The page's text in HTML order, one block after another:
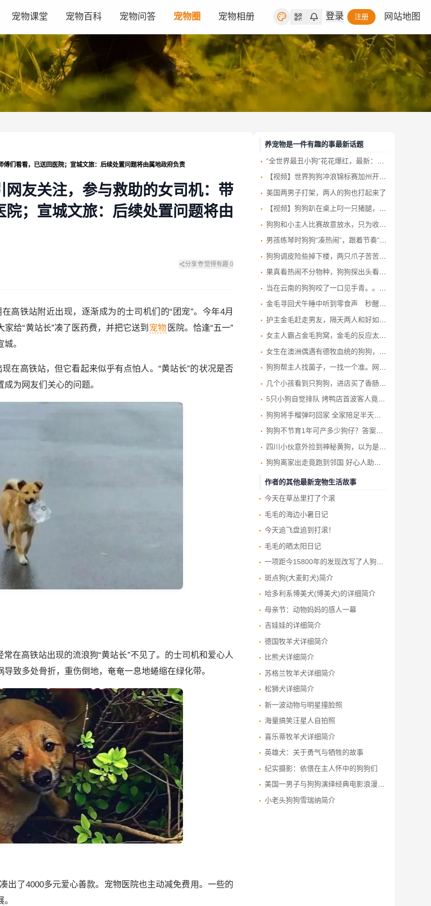
宠物课堂 宠物百科 宠物问答 宠物圈 宠物相册 登录 注册 网站地图
们看看，已送回医院；宣城文旅：后续处置问题将由属地政府负责
网友关注，参与救助的女司机：带
院；宣城文旅：后续处置问题将由
分享 觉得有趣 0
在高铁站附近出现，逐渐成为的士司机们的“团宠”。今年4月
给“黄站长”凑了医药费，并把它送到 宠物 医院。恰逢“五一”
。
在高铁站，但它看起来似乎有点怕人。“黄站长”的状况是否
为网友们关心的问题。
在高铁站出现的流浪狗“黄站长”不见了。的士司机和爱心人
致多处骨折，重伤倒地，奄奄一息地蜷缩在绿化带。
出了4000多元爱心善款。宠物医院也主动减免费用。一些的
养宠物是一件有趣的事最新话题
“全世界最丑小狗”花花爆红，最新：已被新主人买走，农场方回应！
【视频】世界狗狗冲浪锦标赛加州开赛 汪星人浪尖大显身手
美国两男子打架，两人的狗也打起来了
【视频】狗狗趴在桌上叼一只猪腿，拔腿就跑，店主发现后努力追也没追上！
狗狗和小主人比赛故意放水，只为收获鸡腿 这算盘打得清清楚楚
男孩练琴时狗狗“凑热闹”，跟着节奏“高歌”，网友：高山流水遇知音了。
狗狗调皮险些掉下楼，两只爪子苦苦支撑，幸好主人及时发现！
果真看热闹不分物种，狗狗探出头看八卦的样子太搞笑
当在云南的狗狗咬了一口见手青。。。。。。
金毛寻回犬午睡中听到零食声 秒醒来化身贪吃鬼 毛发乱翘为了吃
护主金毛赶走男友，隔天两人和好如初，狗子怒了：都给我滚！
女主人霸占金毛狗窝，金毛的反应太搞笑了，镜头记录搞笑一幕！
女生在澳洲偶遇有德牧血统的狗狗，英文听不懂，听到中文立马起身，狗子：终于听到了熟悉的语言啦
狗狗帮主人找菌子，一找一个准。网友：这才是真正的狗头“菌”师
几个小孩看到只狗狗，进店买了香肠和矿泉水给它，网友：自己吃小的，给狗狗买雷霆大火腿
5只小狗自觉排队 烤鸭店首波客人竟是汪汪队
狗狗将手榴弹叼回家 全家陪足半天才发现
狗狗不节育1年可产多少狗仔？答案让你惊掉下巴！
四川小伙意外捡到神秘黄狗，以为是走丢的流浪狗，不料身份不一般
狗狗离家出走竟跑到邻国 好心人助与饲主重逢
作者的其他最新宠物生活故事
今天在草丛里打了个滚
毛毛的海边小暑日记
今天追飞盘追到打滚！
毛毛的晒太阳日记
一项距今15800年的发现改写了人狗友谊的历史
斑点狗(大麦町犬)简介
哈多利系博美犬(博美犬)的详细简介
母亲节：动物妈妈的感人一幕
吉娃娃的详细简介
德国牧羊犬详细简介
比熊犬详细简介
苏格兰牧羊犬详细简介
松狮犬详细简介
新一波动物与明星撞脸照
海量搞笑汪星人自拍照
喜乐蒂牧羊犬详细简介
英雄犬：关于勇气与牺牲的故事
纪实摄影：依偎在主人怀中的狗狗们
美国一男子与狗狗演绎经典电影浪漫场景
小老头狗狗雪瑞纳简介